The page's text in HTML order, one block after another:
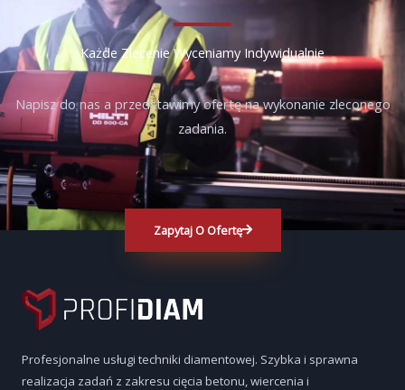
Każde Zlecenie Wyceniamy Indywidualnie
Napisz do nas a przedstawimy ofertę na wykonanie zleconego
zadania.
Zapytaj O Ofertę
Profesjonalne usługi techniki diamentowej. Szybka i sprawna
realizacja zadań z zakresu cięcia betonu, wiercenia i